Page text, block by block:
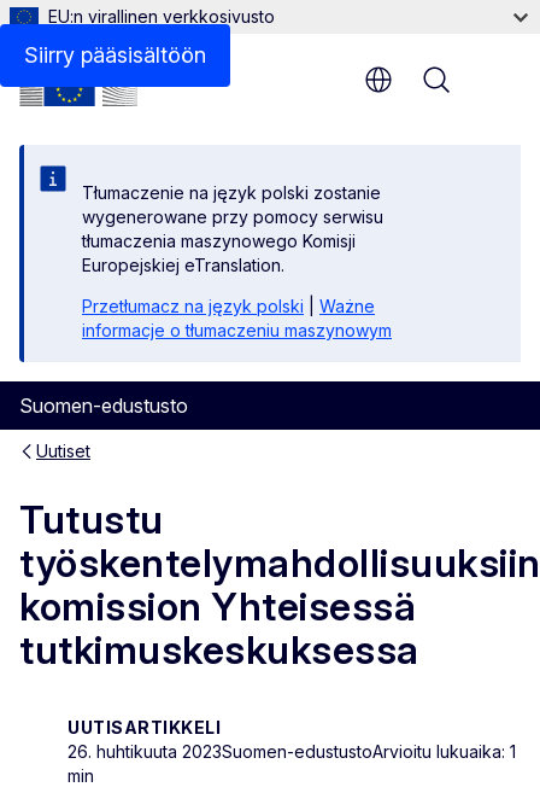
Siirry pääsisältöön
EU:n virallinen verkkosivusto
Tłumaczenie na język polski zostanie
wygenerowane przy pomocy serwisu
tłumaczenia maszynowego Komisji
Europejskiej eTranslation.
Przetłumacz na język polski
Ważne
informacje o tłumaczeniu maszynowym
Suomen-edustusto
Menu
Uutiset
Tutustu
työskentelymahdollisuuksiin
komission Yhteisessä
tutkimuskeskuksessa
UUTISARTIKKELI
26. huhtikuuta 2023Suomen-edustustoArvioitu lukuaika: 1
min